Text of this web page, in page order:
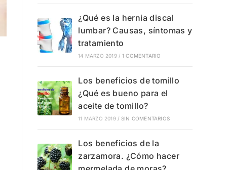
¿Qué es la hernia discal
lumbar? Causas, síntomas y
tratamiento
14 MARZO 2019 / 1 COMENTARIO
Los beneficios de tomillo
¿Qué es bueno para el
aceite de tomillo?
11 MARZO 2019 / SIN COMENTARIOS
Los beneficios de la
zarzamora. ¿Cómo hacer